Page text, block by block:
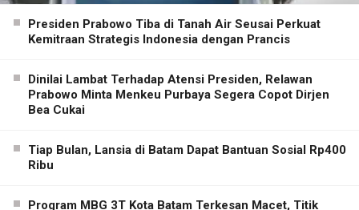
Presiden Prabowo Tiba di Tanah Air Seusai Perkuat
Kemitraan Strategis Indonesia dengan Prancis
Dinilai Lambat Terhadap Atensi Presiden, Relawan
Prabowo Minta Menkeu Purbaya Segera Copot Dirjen
Bea Cukai
Tiap Bulan, Lansia di Batam Dapat Bantuan Sosial Rp400
Ribu
Program MBG 3T Kota Batam Terkesan Macet, Titik